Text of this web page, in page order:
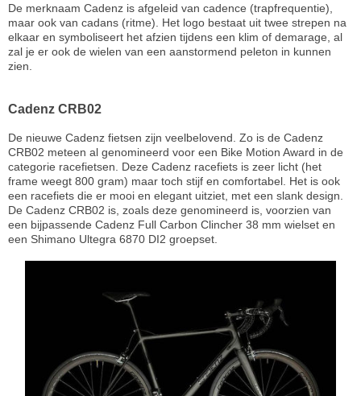
De merknaam Cadenz is afgeleid van cadence (trapfrequentie),
maar ook van cadans (ritme). Het logo bestaat uit twee strepen na
elkaar en symboliseert het afzien tijdens een klim of demarage, al
zal je er ook de wielen van een aanstormend peleton in kunnen
zien.
Cadenz CRB02
De nieuwe Cadenz fietsen zijn veelbelovend. Zo is de Cadenz
CRB02 meteen al genomineerd voor een Bike Motion Award in de
categorie racefietsen. Deze Cadenz racefiets is zeer licht (het
frame weegt 800 gram) maar toch stijf en comfortabel. Het is ook
een racefiets die er mooi en elegant uitziet, met een slank design.
De Cadenz CRB02 is, zoals deze genomineerd is, voorzien van
een bijpassende Cadenz Full Carbon Clincher 38 mm wielset en
een Shimano Ultegra 6870 DI2 groepset.